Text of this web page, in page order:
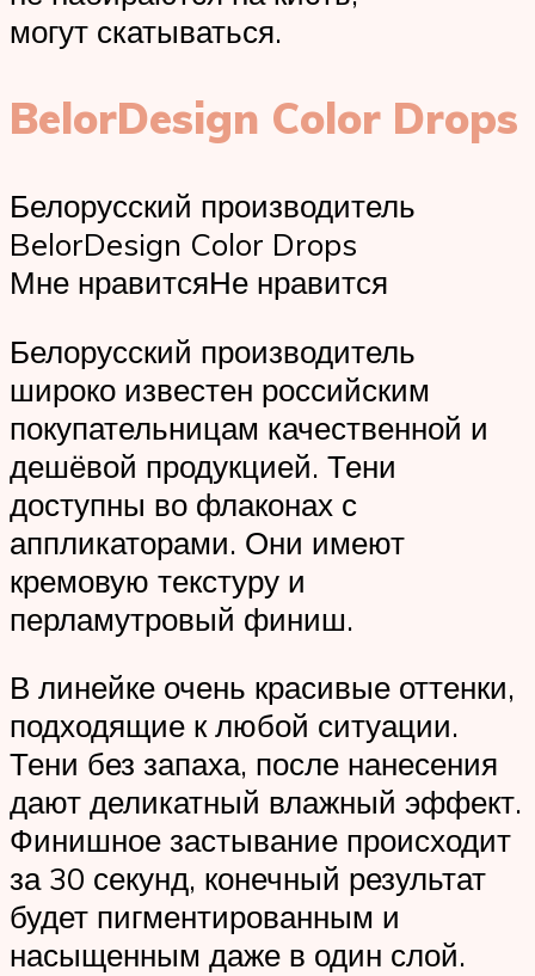
могут скатываться.
BelorDesign Color Drops
Белорусский производитель
BelorDesign Color Drops
Мне нравитсяНе нравится
Белорусский производитель
широко известен российским
покупательницам качественной и
дешёвой продукцией. Тени
доступны во флаконах с
аппликаторами. Они имеют
кремовую текстуру и
перламутровый финиш.
В линейке очень красивые оттенки,
подходящие к любой ситуации.
Тени без запаха, после нанесения
дают деликатный влажный эффект.
Финишное застывание происходит
за 30 секунд, конечный результат
будет пигментированным и
насыщенным даже в один слой.